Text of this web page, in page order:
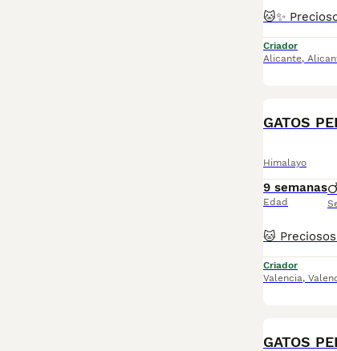
Criador
Alicante,
Himalayo
9 semanas
Edad
Criador
Valencia,
GATOS